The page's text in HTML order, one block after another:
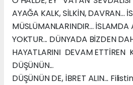
AYAĞA KALK, SİLKİN, DAVRAN...
MÜSLÜMANLARINDIR... İSLAMDA
YOKTUR... DÜNYADA BİZDEN
HAYATLARINI DEVAM ETTİREN
DÜŞÜNÜN...
DÜŞÜNÜN DE, İBRET ALIN...